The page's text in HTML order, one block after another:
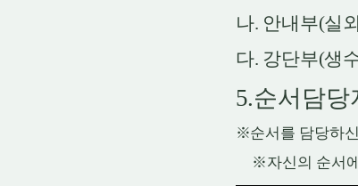
나. 안내부(실
다. 강단부(생
5.순서담당
※순서를 담당하
※자신의 순서